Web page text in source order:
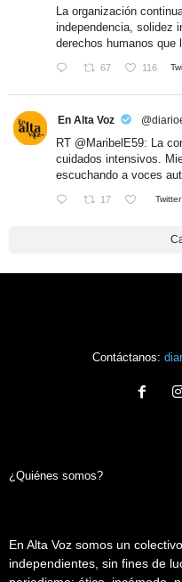
La organización
independencia, solidez
derechos humanos que
67 116
En Alta Voz
RT @MaribelE59: La
cuidados intensivos.
escuchando a voces
17 Twitter
Contáctanos:
¿Quiénes somos?
En Alta Voz somos un
independientes, sin fines de